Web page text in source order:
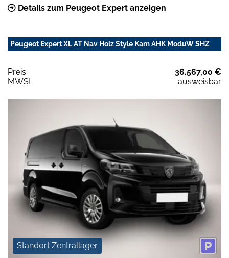
Details zum Peugeot Expert anzeigen
Peugeot Expert XL AT Nav Holz Style Kam AHK ModuW SHZ
Preis:
36.567,00 €
MWSt:
ausweisbar
Standort Zentrallager